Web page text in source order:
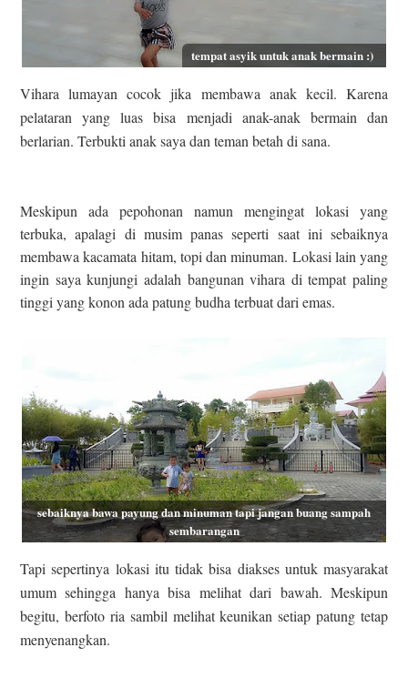
tempat asyik untuk anak bermain :)
Vihara lumayan cocok jika membawa anak kecil. Karena
pelataran yang luas bisa menjadi anak-anak bermain dan
berlarian. Terbukti anak saya dan teman betah di sana.
Meskipun ada pepohonan namun mengingat lokasi yang
terbuka, apalagi di musim panas seperti saat ini sebaiknya
membawa kacamata hitam, topi dan minuman. Lokasi lain yang
ingin saya kunjungi adalah bangunan vihara di tempat paling
tinggi yang konon ada patung budha terbuat dari emas.
sebaiknya bawa payung dan minuman tapi jangan buang sampah
sembarangan
Tapi sepertinya lokasi itu tidak bisa diakses untuk masyarakat
umum sehingga hanya bisa melihat dari bawah. Meskipun
begitu, berfoto ria sambil melihat keunikan setiap patung tetap
menyenangkan.